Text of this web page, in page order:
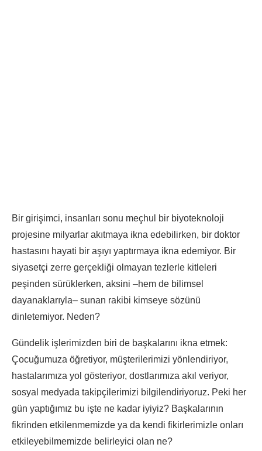
Bir girişimci, insanları sonu meçhul bir biyoteknoloji
projesine milyarlar akıtmaya ikna edebilirken, bir doktor
hastasını hayati bir aşıyı yaptırmaya ikna edemiyor. Bir
siyasetçi zerre gerçekliği olmayan tezlerle kitleleri
peşinden sürüklerken, aksini –hem de bilimsel
dayanaklarıyla– sunan rakibi kimseye sözünü
dinletemiyor. Neden?
Gündelik işlerimizden biri de başkalarını ikna etmek:
Çocuğumuza öğretiyor, müşterilerimizi yönlendiriyor,
hastalarımıza yol gösteriyor, dostlarımıza akıl veriyor,
sosyal medyada takipçilerimizi bilgilendiriyoruz. Peki her
gün yaptığımız bu işte ne kadar iyiyiz? Başkalarının
fikrinden etkilenmemizde ya da kendi fikirlerimizle onları
etkileyebilmemizde belirleyici olan ne?